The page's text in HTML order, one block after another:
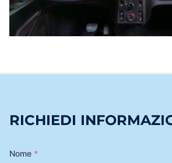
RICHIEDI
Nome *